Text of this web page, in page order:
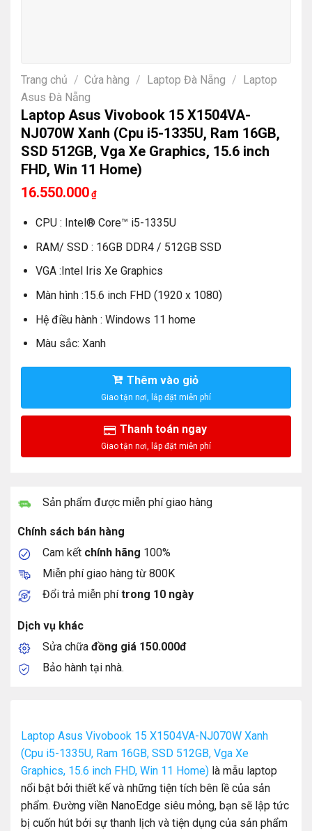
Trang chủ / Cửa hàng / Laptop Đà Nẵng /
Laptop
Asus Đà Nẵng
Laptop Asus Vivobook 15 X1504VA-
NJ070W Xanh (Cpu i5-1335U, Ram 16GB,
SSD 512GB, Vga Xe Graphics, 15.6 inch
FHD, Win 11 Home)
16.550.000 ₫
CPU : Intel® Core™ i5-1335U
RAM/ SSD : 16GB DDR4 / 512GB SSD
VGA :Intel Iris Xe Graphics
Màn hình :15.6 inch FHD (1920 x 1080)
Hệ điều hành : Windows 11 home
Màu sắc: Xanh
Thêm vào giỏ
Thanh toán ngay
Sản phẩm được miễn phí giao hàng
Chính sách bán hàng
Cam kết chính hãng 100%
Miễn phí giao hàng từ 800K
Đổi trả miễn phítrong 10 ngày
Dịch vụ khác
Sửa chữa đồng giá 150.000đ
Bảo hành tại nhà.
Laptop Asus Vivobook 15 X1504VA-NJ070W Xanh
(Cpu i5-1335U, Ram 16GB, SSD 512GB, Vga Xe
Graphics, 15.6 inch FHD, Win 11 Home) là mẫu laptop
nổi bật bởi thiết kế và những tiện tích bên lề của sản
phẩm. Đường viền NanoEdge siêu mỏng, bạn sẽ lập tức
bị cuốn hút bởi sự thanh lịch và tiện dụng của sản phẩm